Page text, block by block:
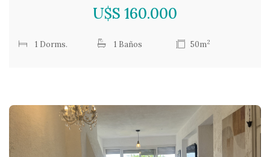
U$S 160.000
1 Dorms. 1 Baños 50m2